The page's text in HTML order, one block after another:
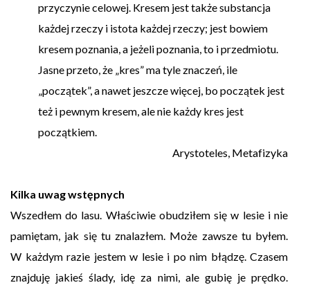
przyczynie celowej. Kresem jest także substancja
każdej rzeczy i istota każdej rzeczy; jest bowiem
kresem poznania, a jeżeli poznania, to i przedmiotu.
Jasne przeto, że „kres” ma tyle znaczeń, ile
„początek”, a nawet jeszcze więcej, bo początek jest
też i pewnym kresem, ale nie każdy kres jest
początkiem.
Arystoteles, Metafizyka
Kilka uwag wstępnych
Wszedłem do lasu. Właściwie obudziłem się w lesie i nie
pamiętam, jak się tu znalazłem. Może zawsze tu byłem.
W każdym razie jestem w lesie i po nim błądzę. Czasem
znajduję jakieś ślady, idę za nimi, ale gubię je prędko.